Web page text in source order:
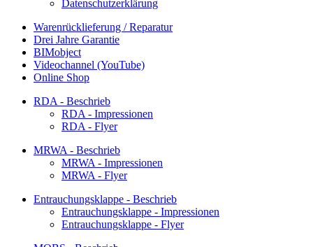
Datenschutzerklärung
Warenrücklieferung / Reparatur
Drei Jahre Garantie
BIMobject
Videochannel (YouTube)
Online Shop
RDA - Beschrieb
RDA - Impressionen
RDA - Flyer
MRWA - Beschrieb
MRWA - Impressionen
MRWA - Flyer
Entrauchungsklappe - Beschrieb
Entrauchungsklappe - Impressionen
Entrauchungsklappe - Flyer